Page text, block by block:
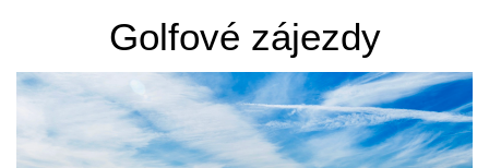
Golfové zájezdy